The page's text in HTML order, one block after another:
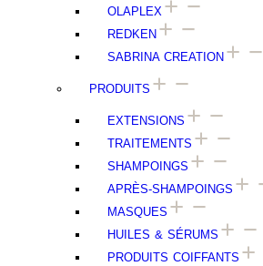
OLAPLEX
⁠⁠REDKEN
SABRINA CREATION
PRODUITS
EXTENSIONS
TRAITEMENTS
SHAMPOINGS
APRÈS-SHAMPOINGS
MASQUES
HUILES & SÉRUMS
PRODUITS COIFFANTS